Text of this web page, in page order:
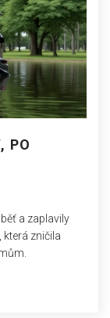
PO
a zaplavily
zničila